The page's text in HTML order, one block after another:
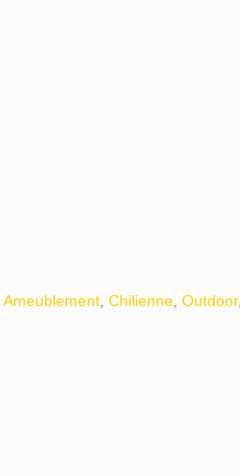
Ameublement Chilienne Outdoor,